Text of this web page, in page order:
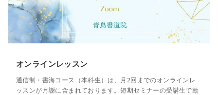
オンラインレッスン
通信制・書海コース（本科生）は、月2回までのオンラインレ
ッスンが月謝に含まれております。短期セミナーの受講生で動